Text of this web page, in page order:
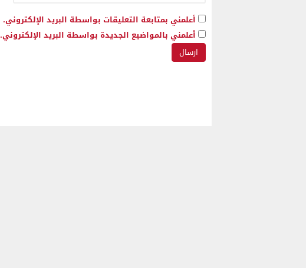
أعلمني بمتابعة التعليقات بواسطة البريد الإلكتروني.
أعلمني بالمواضيع الجديدة بواسطة البريد الإلكتروني.